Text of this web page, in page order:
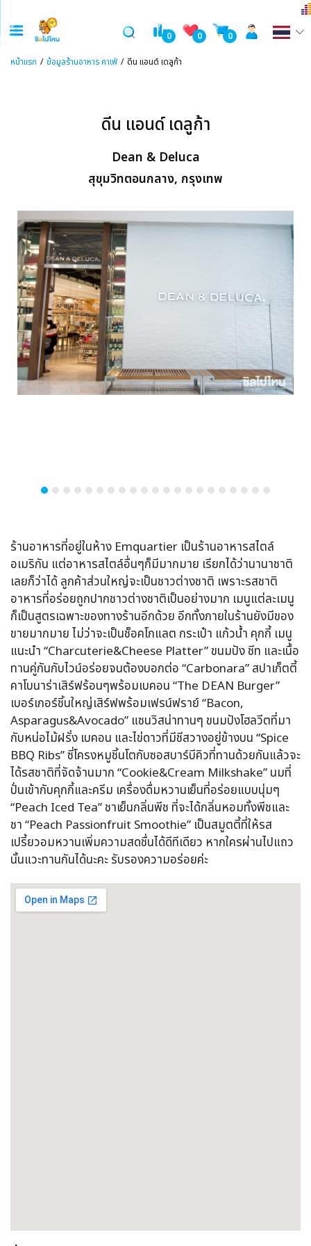
0 0 0
หน้าแรก ข้อมูลร้านอาหาร คาเฟ่ ดีน แอนด์ เดลูก้า
ดีน แอนด์ เดลูก้า
Dean & Deluca
สุขุมวิทตอนกลาง, กรุงเทพ
ร้านอาหารที่อยู่ในห้าง Emquartier เป็นร้านอาหารสไตล์
อเมริกัน แต่อาหารสไตล์อื่นๆก็มีมากมาย เรียกได้ว่านานาชาติ
เลยก็ว่าได้ ลูกค้าส่วนใหญ่จะเป็นชาวต่างชาติ เพราะรสชาติ
อาหารที่อร่อยถูกปากชาวต่างชาติเป็นอย่างมาก เมนูแต่ละเมนู
ก็เป็นสูตรเฉพาะของทางร้านอีกด้วย อีกทั้งภายในร้านยังมีของ
ขายมากมาย ไม่ว่าจะเป็นช็อคโกแลต กระเป๋า แก้วน้ำ คุกกี้ เมนู
แนะนำ “Charcuterie&Cheese Platter” ขนมปัง ชีท และเนื้อ
ทานคู่กันกับไวน์อร่อยจนต้องบอกต่อ “Carbonara” สปาเก็ตตี้
คาโบนาร่าเสิร์ฟร้อนๆพร้อมเบคอน “The DEAN Burger”
เบอร์เกอร์ชิ้นใหญ่เสิร์ฟพร้อมเฟรน์ฟราย์ “Bacon,
Asparagus&Avocado” แซนวิสน่าทานๆ ขนมปังโฮลวีตที่มา
กับหน่อไม้ฝรั่ง เบคอน และไข่ดาวที่มีชีสวางอยู่ข้างบน “Spice
BBQ Ribs” ซี่โครงหมูชิ้นโตกับซอสบาร์บีคิวที่ทานด้วยกันแล้วจะ
ได้รสชาติที่จัดจ้านมาก “Cookie&Cream Milkshake” นมที่
ปั่นเข้ากับคุกกี้และครีม เครื่องดื่มหวานเย็นที่อร่อยแบบนุ่มๆ
“Peach Iced Tea” ชาเย็นกลิ่นพีช ที่จะได้กลิ่นหอมทั้งพีชและ
ชา “Peach Passionfruit Smoothie” เป็นสมูตตี้ที่ให้รส
เปรี้ยวอมหวานเพิ่มความสดชื่นได้ดีทีเดียว หากใครผ่านไปแถว
นั้นแวะทานกันได้นะคะ รับรองความอร่อยค่ะ